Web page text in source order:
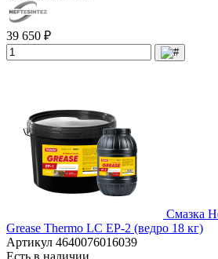
39 650 ₽
Смазка
Grease Thermo LC EP-2 (ведро 18 кг)
Артикул 4640076016039
Есть в наличии